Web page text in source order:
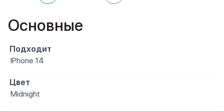
Основные
Подходит
IPhone 14
Цвет
Midnight